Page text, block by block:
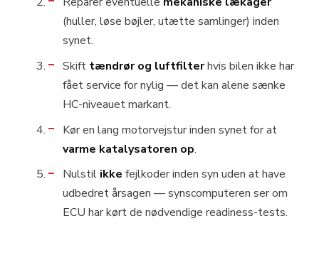
(huller, løse bøjler, utætte samlinger) inden
synet.
Skift tændrør og luftfilterhvis bilen ikke har
fået service for nylig — det kan alene sænke
HC-niveauet markant.
Kør en lang motorvejstur inden synet for at
varme katalysatoren op.
Nulstil ikke fejlkoder inden syn uden at have
udbedret årsagen — synscomputeren ser om
ECU har kørt de nødvendige readiness-tests.